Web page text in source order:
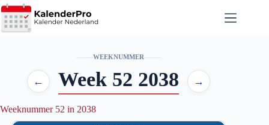
Ga
naar
de
WEEKNUMMER
← Week 52 2038 →
Weeknummer 52 in 2038